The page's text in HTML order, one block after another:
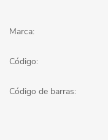
Marca:
Código:
Código de barras: